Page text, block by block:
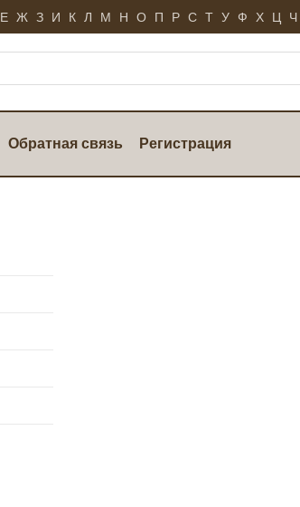
Е Ж З И К Л М Н О П Р С Т У Ф Х Ц Ч
Обратная связь Регистрация